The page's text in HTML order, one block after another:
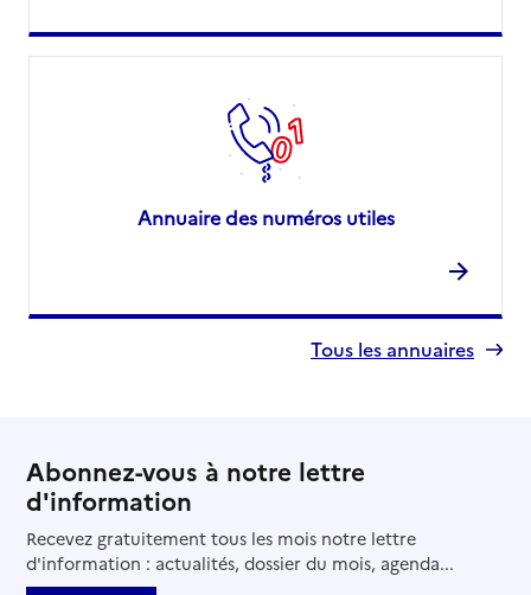
Annuaire des numéros utiles
Tous les annuaires
Abonnez-vous à notre lettre
d'information
Recevez gratuitement tous les mois notre lettre
d'information : actualités, dossier du mois, agenda...